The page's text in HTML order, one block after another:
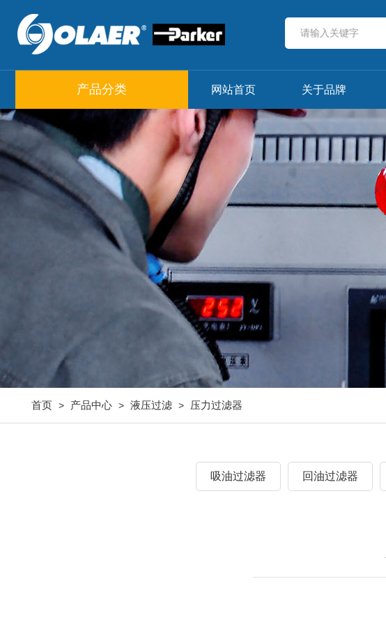
产品分类 网站首页 关于品牌
首页 > 产品中心 > 液压过滤 > 压力过滤器
吸油过滤器 回油过滤器